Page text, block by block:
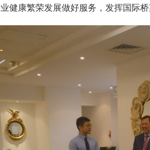
健康繁荣发展做好服务，发挥国际